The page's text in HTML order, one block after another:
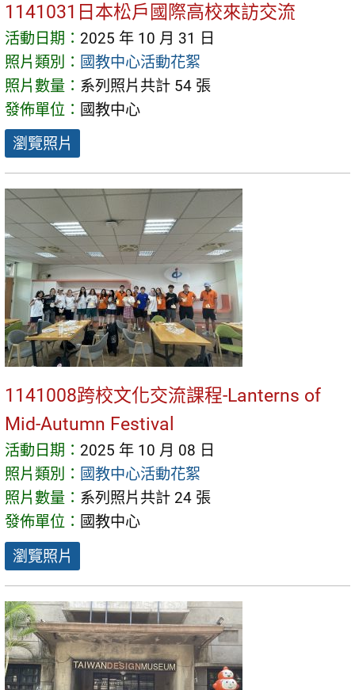
1141031日本松戶國際高校來訪交流
活動日期： 2025 年 10 月 31 日
照片類別： 國教中心活動花絮
照片數量： 系列照片共計 54 張
發佈單位： 國教中心
瀏覽照片
1141008跨校文化交流課程-Lanterns of
Mid-Autumn Festival
活動日期： 2025 年 10 月 08 日
照片類別： 國教中心活動花絮
照片數量： 系列照片共計 24 張
發佈單位： 國教中心
瀏覽照片